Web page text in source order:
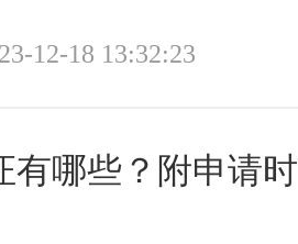
12-18 13:32:23
有哪些？附申请时